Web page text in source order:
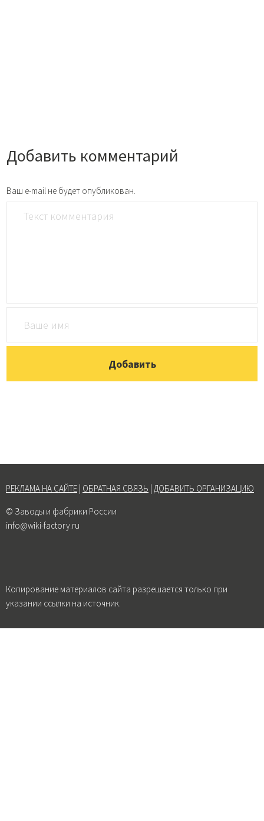
Добавить комментарий
Ваш e-mail не будет опубликован.
РЕКЛАМА НА САЙТЕ ОБРАТНАЯ СВЯЗЬ ДОБАВИТЬ ОРГАНИЗАЦИЮ
© Заводы и фабрики России
info@wiki-factory.ru
Копирование материалов сайта разрешается только при
указании ссылки на источник.